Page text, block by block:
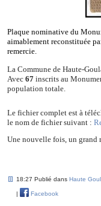
Plaque nominative du
aimablement reconstituée
remercie.
La Commune de Haute-
Avec 67inscrits au
population totale.
Le fichier complet est à
le nom de fichier suivant :
Une nouvelle fois, un grand
18:27 Publié dans Haute
| Facebook